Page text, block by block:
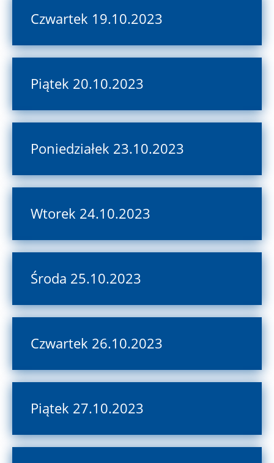
Czwartek 19.10.2023
Piątek 20.10.2023
Poniedziałek 23.10.2023
Wtorek 24.10.2023
Środa 25.10.2023
Czwartek 26.10.2023
Piątek 27.10.2023